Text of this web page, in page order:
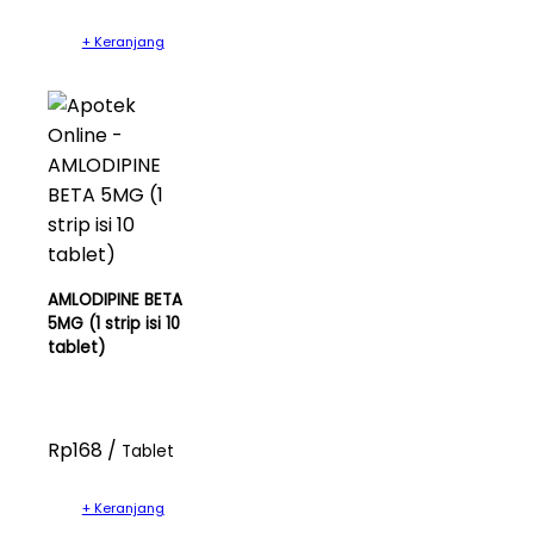
+ Keranjang
AMLODIPINE BETA
5MG (1 strip isi 10
tablet)
Rp168 / Tablet
+ Keranjang